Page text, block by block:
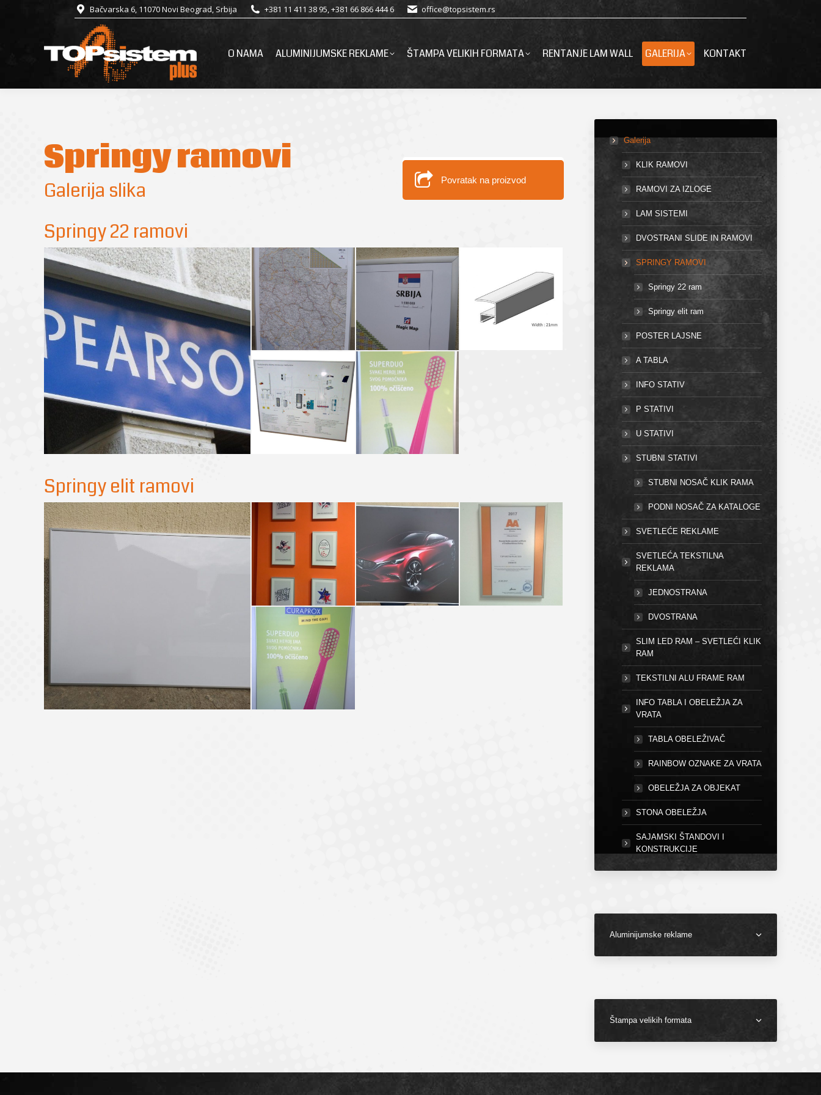
Bačvarska 6, 11070 Novi Beograd, Srbija +381 11 411 38 95, +381 66 866 444 6 office@topsistem.rs
O NAMA ALUMINIJUMSKE REKLAME ŠTAMPA VELIKIH FORMATA RENTANJE LAM WALL GALERIJA KONTAKT
Springy ramovi
Galerija slika Povratak na proizvod
Springy 22 ramovi
Springy elit ramovi
Galerija
KLIK RAMOVI
RAMOVI ZA IZLOGE
LAM SISTEMI
DVOSTRANI SLIDE IN RAMOVI
SPRINGY RAMOVI
Springy 22 ram
Springy elit ram
POSTER LAJSNE
A TABLA
INFO STATIV
P STATIVI
U STATIVI
STUBNI STATIVI
STUBNI NOSAČ KLIK RAMA
PODNI NOSAČ ZA KATALOGE
SVETLEĆE REKLAME
SVETLEĆA TEKSTILNA
REKLAMA
JEDNOSTRANA
DVOSTRANA
SLIM LED RAM – SVETLEĆI KLIK
RAM
TEKSTILNI ALU FRAME RAM
INFO TABLA I OBELEŽJA ZA
VRATA
TABLA OBELEŽIVAČ
RAINBOW OZNAKE ZA VRATA
OBELEŽJA ZA OBJEKAT
STONA OBELEŽJA
SAJAMSKI ŠTANDOVI I
KONSTRUKCIJE
Aluminijumske reklame
Štampa velikih formata